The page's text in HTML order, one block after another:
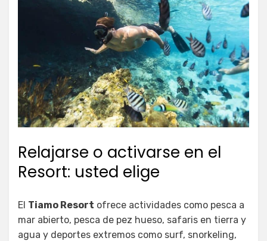
Relajarse o activarse en el
Resort: usted elige
El Tiamo Resort ofrece actividades como pesca a
mar abierto, pesca de pez hueso, safaris en tierra y
agua y deportes extremos como surf, snorkeling,